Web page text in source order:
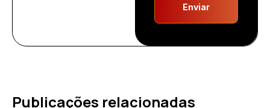
Enviar
Publicações relacionadas